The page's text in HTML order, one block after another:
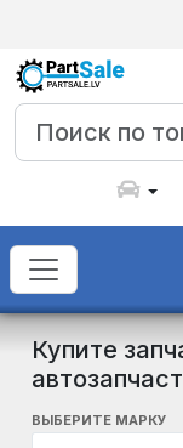
Купите
ВЫБЕРИТЕ МАРКУ